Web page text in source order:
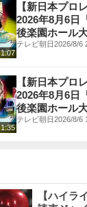
1:07
【新日本プロ
2026年8月6日
後楽園ホール
テレビ朝日2026/8/6
1:35
【新日本プロ
2026年8月6日
後楽園ホール
テレビ朝日2026/8/6
【ハイラ